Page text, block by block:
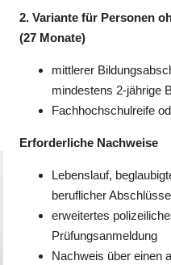
2. Variante für Personen
(27 Monate)
mittlerer
mindestens 2-jährige
Fachhochschulreife
Erforderliche Nachweise
Lebenslauf,
beruflicher Abschlüsse
erweitertes
Prüfungsanmeldung
Nachweis über einen